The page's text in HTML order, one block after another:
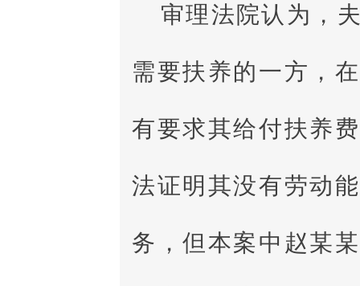
审理法院认为，
需要扶养的一方，
有要求其给付扶养
法证明其没有劳动
务，但本案中赵某